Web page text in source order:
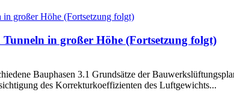
in großer Höhe (Fortsetzung folgt)
Bauphasen 3.1 Grundsätze der
des Korrekturkoeffizienten des Luftgewichts...